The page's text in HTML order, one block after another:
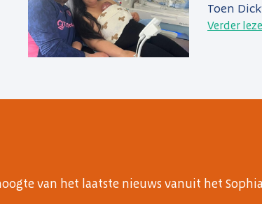
Toen
Verder
van het laatste nieuws vanuit het